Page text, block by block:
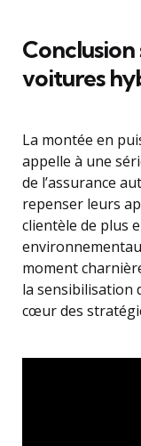
Conclusion
voitures
La montée en
appelle à une
de l’assurance
repenser leurs
clientèle de plus
moment
la sensibilisation
cœur des